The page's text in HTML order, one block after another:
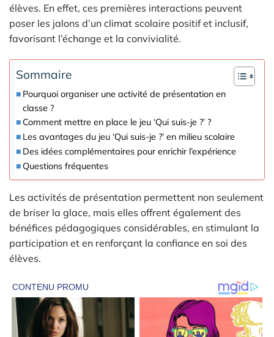
élèves. En effet, ces premières interactions peuvent
poser les jalons d’un climat scolaire positif et inclusif,
favorisant l’échange et la convivialité.
Sommaire
Pourquoi organiser une activité de présentation en
classe ?
Comment mettre en place le jeu ‘Qui suis-je ?’ ?
Les avantages du jeu ‘Qui suis-je ?’ en milieu scolaire
Des idées complémentaires pour enrichir l’expérience
Questions fréquentes
Les activités de présentation permettent non seulement
de briser la glace, mais elles offrent également des
bénéfices pédagogiques considérables, en stimulant la
participation et en renforçant la confiance en soi des
élèves.